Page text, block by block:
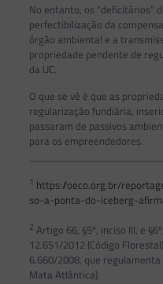
No entanto, os “deficitários”
perfectibilização da
órgão ambiental e a
propriedade pendente de
da UC.
O que se vê é que as
regularização fundiária,
passaram de passivos
para os empreendedores.
1 https://oeco.org.br/
so-a-ponta-do-iceberg-
2 Artigo 66, §5º, inciso III, e
12.651/2012 (Código
6.660/2008, que
Mata Atlântica)